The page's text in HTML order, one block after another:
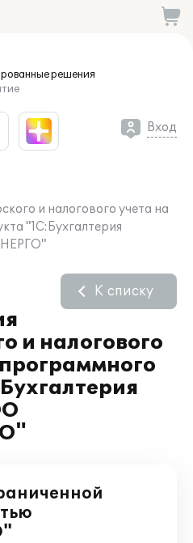
решения
Вход
и налогового учета на
"1С:Бухгалтерия
и налогового
К списку